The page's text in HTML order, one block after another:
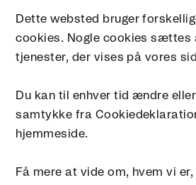
Dette websted bruger
cookies. Nogle cookies sættes
tjenester, der vises på vores
Du kan til enhver tid ændre
samtykke fra
hjemmeside.
Få mere at vide om, hvem vi